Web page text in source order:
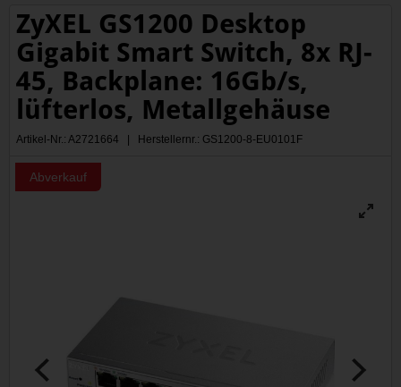
ZyXEL GS1200 Desktop
Gigabit Smart Switch, 8x RJ-
45, Backplane: 16Gb/s,
lüfterlos, Metallgehäuse
Artikel-Nr.: A2721664 | Herstellernr.: GS1200-8-EU0101F
Abverkauf